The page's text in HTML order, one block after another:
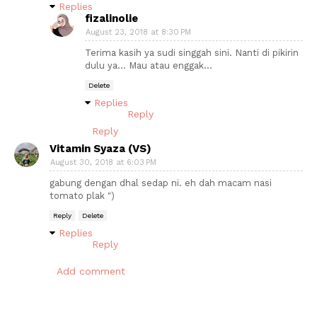
Replies
fizalinolie
August 23, 2018 at 8:30 PM
Terima kasih ya sudi singgah sini. Nanti di pikirin
dulu ya... Mau atau enggak...
Delete
Replies
Reply
Reply
Vitamin Syaza (VS)
August 30, 2018 at 6:03 PM
gabung dengan dhal sedap ni. eh dah macam nasi
tomato plak ")
Reply Delete
Replies
Reply
Add comment